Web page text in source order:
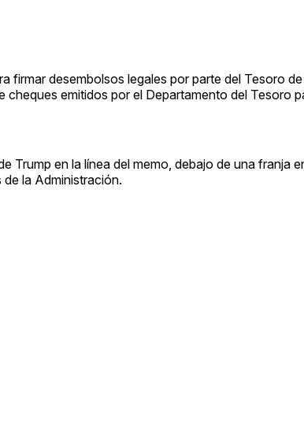
firmar desembolsos legales por parte del Tesoro
emitidos por el Departamento del Tesoro
Trump en la línea del memo, debajo de una franja
la Administración.